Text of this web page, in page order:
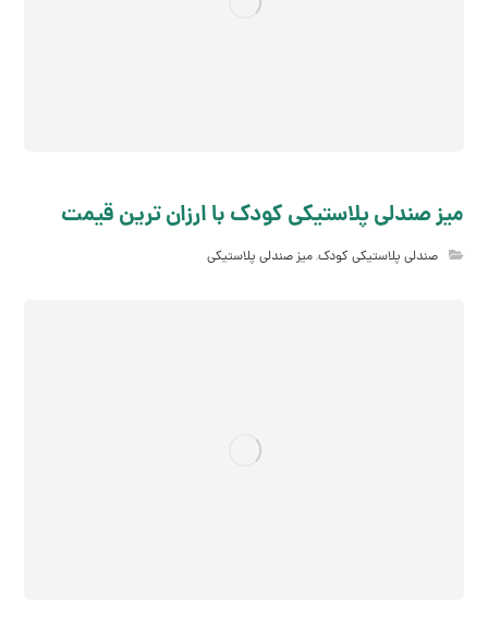
میز صندلی پلاستیکی کودک با ارزان ترین قیمت
صندلی پلاستیکی کودک,میز صندلی پلاستیکی